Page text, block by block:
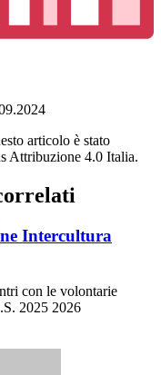
articolo è stato
Attribuzione 4.0 Italia.
Intercultura
con le volontarie
2025 2026